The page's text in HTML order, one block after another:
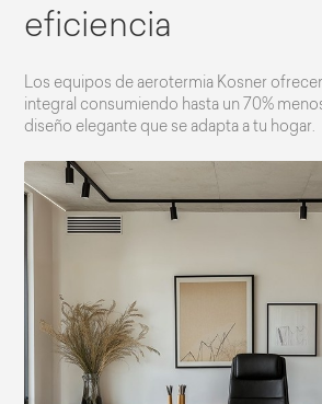
eficiencia
Los equipos de aerotermia Kosner
integral consumiendo hasta un 70%
diseño elegante que se adapta a tu hogar.